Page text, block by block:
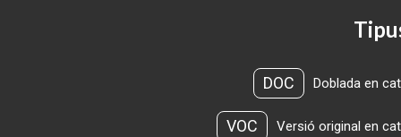
DOC Doblada en
VOC Versió original en